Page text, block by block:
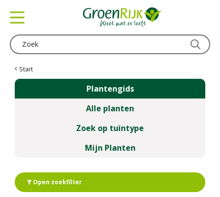
Start
Plantengids
Alle planten
Zoek op tuintype
Mijn Planten
Open zoekfilter